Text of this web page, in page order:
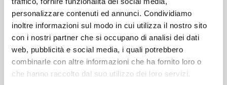
personalizzare contenuti ed annunci. Condividiamo
inoltre informazioni sul modo in cui utilizza il nostro sito
con i nostri partner che si occupano di analisi dei dati
web, pubblicità e social media, i quali potrebbero
combinarle con altre informazioni che ha fornito loro o
che hanno raccolto dal suo utilizzo dei loro servizi.
Compila il modulo con tutti i dati richiesti per
poter inviare le tue condoglianze.
Sarà nostra premura far pervenire alla famiglia
del defunto il tuo messaggio.
Il tuo nome e cognome *